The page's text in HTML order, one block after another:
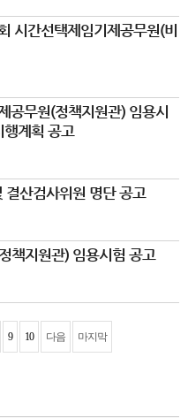
시간선택제임기제공무원(비
공무원(정책지원관) 임용시
행계획 공고
산검사위원 명단 공고
책지원관) 임용시험 공고
9 10 다음 마지막